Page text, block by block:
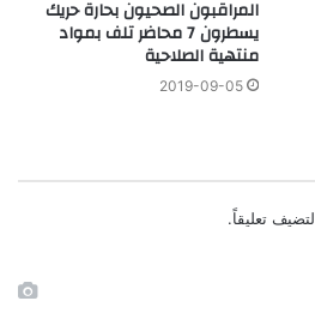
المراقبون الصحيون بحارة حريك
يسطرون 7 محاضر تلف بمواد
منتهية الصلاحية
2019-09-05
لتضيف تعليقاً.